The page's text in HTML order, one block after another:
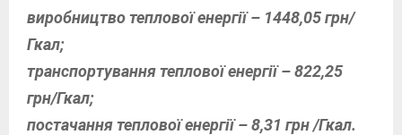
виробництво теплової енергії – 1448,05 грн/
Гкал;
транспортування теплової енергії – 822,25
грн/Гкал;
постачання теплової енергії – 8,31 грн /Гкал.